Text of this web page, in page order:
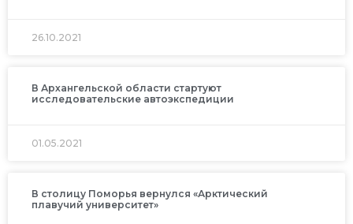
26.10.2021
В Архангельской области стартуют
исследовательские автоэкспедиции
01.05.2021
В столицу Поморья вернулся «Арктический
плавучий университет»